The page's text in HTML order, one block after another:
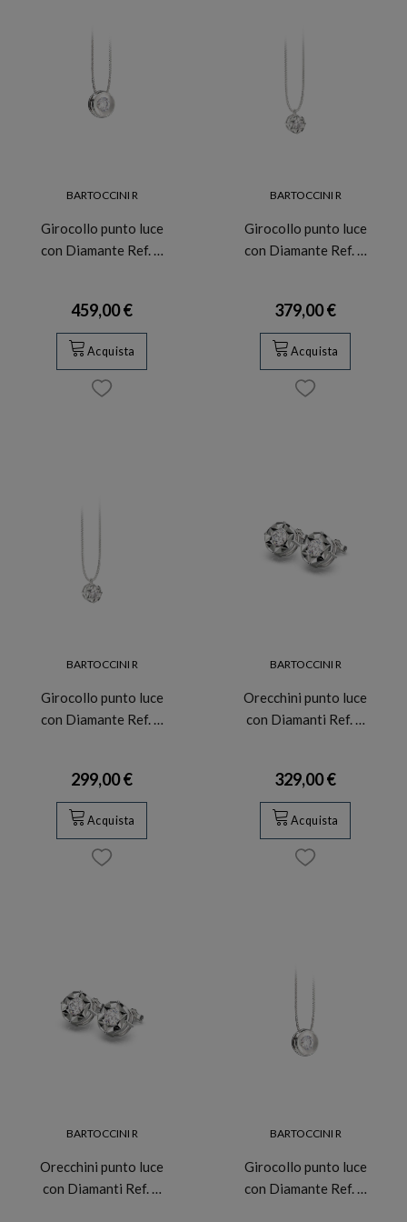
BARTOCCINI R
Girocollo punto luce
con Diamante Ref. …
459,00 €
Acquista
BARTOCCINI R
Girocollo punto luce
con Diamante Ref. …
379,00 €
Acquista
BARTOCCINI R
Girocollo punto luce
con Diamante Ref. …
299,00 €
Acquista
BARTOCCINI R
Orecchini punto luce
con Diamanti Ref. …
329,00 €
Acquista
BARTOCCINI R
Orecchini punto luce
con Diamanti Ref. …
BARTOCCINI R
Girocollo punto luce
con Diamante Ref. …